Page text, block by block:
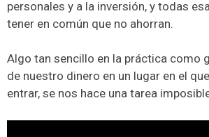
personales y a la inversión, y todas
tener en común que no ahorran.
Algo tan sencillo en la práctica como
de nuestro dinero en un lugar en el
entrar, se nos hace una tarea